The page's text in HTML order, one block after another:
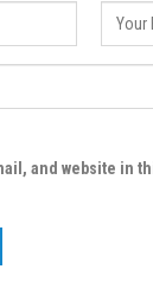
and website in